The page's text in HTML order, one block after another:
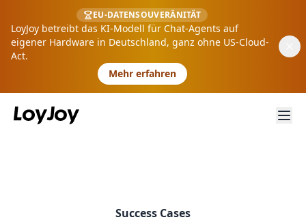
EU-DATENSOUVERÄNITÄT
LoyJoy betreibt das KI-Modell für Chat-Agents auf
eigener Hardware in Deutschland, ganz ohne US-Cloud-
Act.
Mehr erfahren
Success Cases